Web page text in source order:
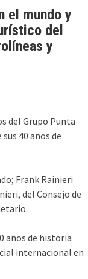
el mundo y
del
y
del Grupo Punta
40 años de
Frank Rainieri
del Consejo de
años de historia
internacional en